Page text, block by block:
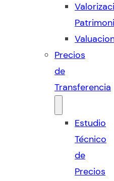
Precios
de
Transferencia
Estudio
Técnico
de
Precios